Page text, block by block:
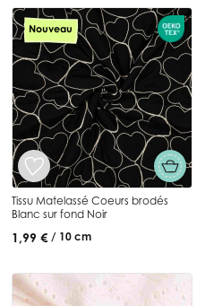
Nouveau
Tissu Matelassé Coeurs brodés
Blanc sur fond Noir
1,99 € / 10 cm